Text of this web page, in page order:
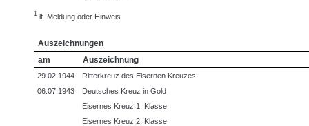
1 lt. Meldung oder Hinweis
Auszeichnungen
am
Auszeichnung
29.02.1944
Ritterkreuz des Eisernen Kreuzes
06.07.1943
Deutsches Kreuz in Gold
Eisernes Kreuz 1. Klasse
Eisernes Kreuz 2. Klasse